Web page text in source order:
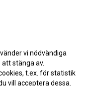
vi nödvändiga
stänga av.
t.ex. för statistik
vill acceptera dessa.